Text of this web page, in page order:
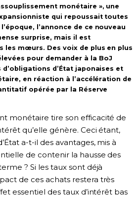
monétaire », une
qui repoussait toutes
l’annonce de ce nouveau
surprise, mais il est
les mœurs. Des voix de plus en plus
pour demander à la BoJ
d’État japonaises et
en réaction à l’accélération de
opérée par la Réserve
monétaire tire son efficacité de
qu’elle génère. Ceci étant,
a-t-il des avantages, mis à
de contenir la hausse des
? Si les taux sont déjà
de ces achats restera très
essentiel des taux d’intérêt bas